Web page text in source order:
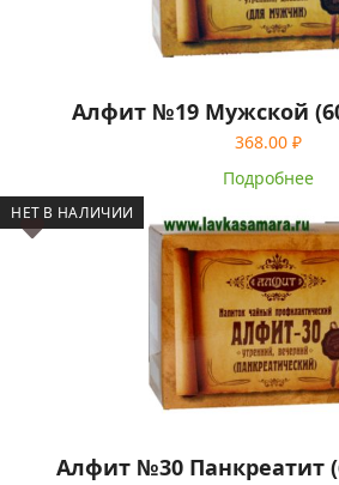
Алфит №19 Мужской
368.00 ₽
Подробнее
НЕТ В НАЛИЧИИ
Алфит №30 Панкреатит